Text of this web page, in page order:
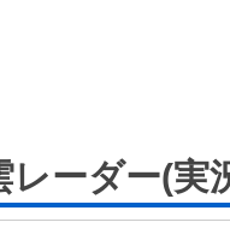
レーダー(実